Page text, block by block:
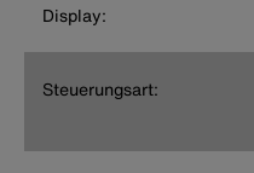
Display:
Steuerungsart: